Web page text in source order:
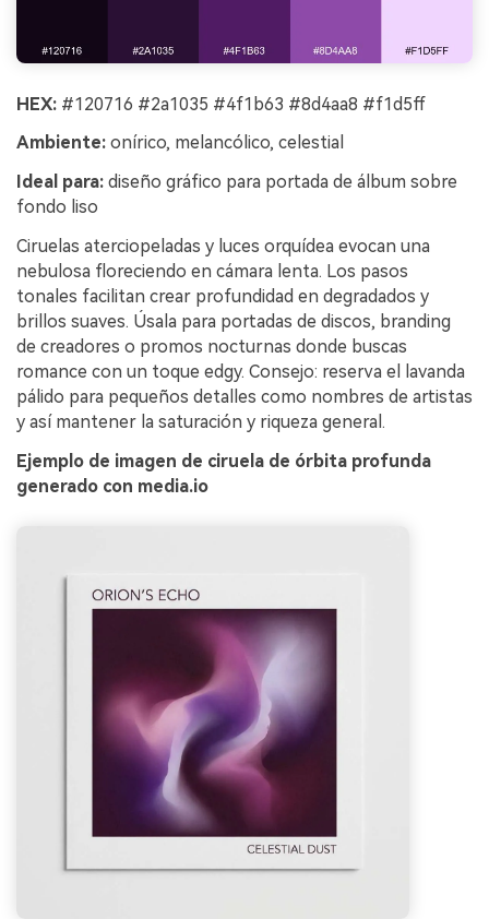
HEX: #120716 #2a1035 #4f1b63 #8d4aa8 #f1d5ff
Ambiente: onírico, melancólico, celestial
Ideal para: diseño gráfico para portada de álbum sobre
fondo liso
Ciruelas aterciopeladas y luces orquídea evocan una
nebulosa floreciendo en cámara lenta. Los pasos
tonales facilitan crear profundidad en degradados y
brillos suaves. Úsala para portadas de discos, branding
de creadores o promos nocturnas donde buscas
romance con un toque edgy. Consejo: reserva el lavanda
pálido para pequeños detalles como nombres de artistas
y así mantener la saturación y riqueza general.
Ejemplo de imagen de ciruela de órbita profunda
generado con media.io